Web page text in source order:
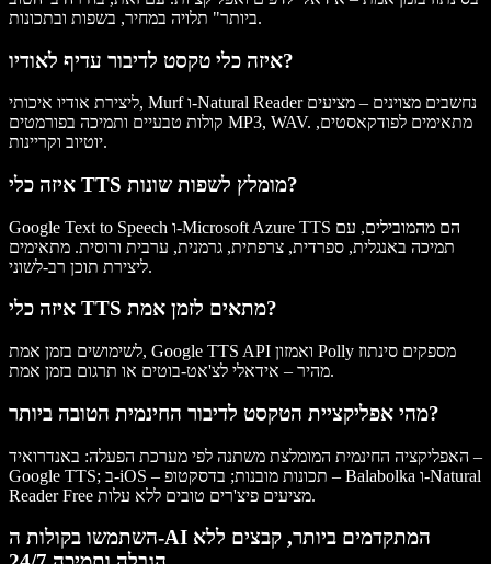
ביותר" תלויה במחיר, בשפות ובתכונות.
איזה כלי טקסט לדיבור עדיף לאודיו?
ליצירת אודיו איכותי, Murf ו-Natural Reader נחשבים מצוינים – מציעים
קולות טבעיים ותמיכה בפורמטים MP3, WAV. מתאימים לפודקאסטים,
יוטיוב וקריינות.
איזה כלי TTS מומלץ לשפות שונות?
Google Text to Speech ו-Microsoft Azure TTS הם מהמובילים, עם
תמיכה באנגלית, ספרדית, צרפתית, גרמנית, ערבית ורוסית. מתאימים
ליצירת תוכן רב-לשוני.
איזה כלי TTS מתאים לזמן אמת?
לשימושים בזמן אמת, Google TTS API ואמזון Polly מספקים סינתוז
מהיר – אידאלי לצ'אט-בוטים או תרגום בזמן אמת.
מהי אפליקציית הטקסט לדיבור החינמית הטובה ביותר?
האפליקציה החינמית המומלצת משתנה לפי מערכת הפעלה: באנדרואיד –
Google TTS; ב-iOS – תכונות מובנות; בדסקטופ – Balabolka ו-Natural
Reader Free מציעים פיצ'רים טובים ללא עלות.
השתמשו בקולות ה-AI המתקדמים ביותר, קבצים ללא